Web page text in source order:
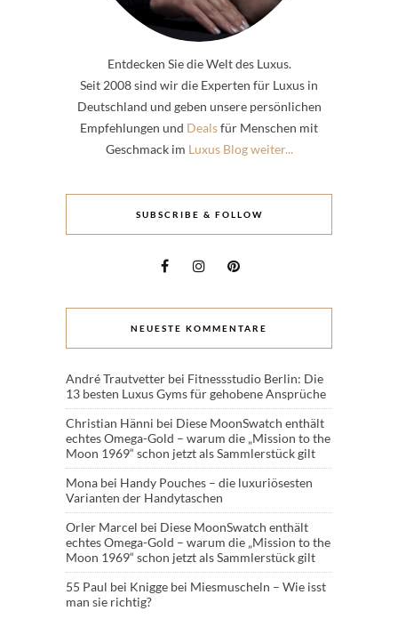
Entdecken Sie die Welt des Luxus.
Seit 2008 sind wir die Experten für Luxus in
Deutschland und geben unsere persönlichen
Empfehlungen und Dealsfür Menschen mit
Geschmack im Luxus Blog weiter...
SUBSCRIBE & FOLLOW
NEUESTE KOMMENTARE
André Trautvetter bei Fitnessstudio Berlin: Die
13 besten Luxus Gyms für gehobene Ansprüche
Christian Hänni bei Diese MoonSwatch enthält
echtes Omega-Gold – warum die „Mission to the
Moon 1969“ schon jetzt als Sammlerstück gilt
Mona bei Handy Pouches – die luxuriösesten
Varianten der Handytaschen
Orler Marcel bei Diese MoonSwatch enthält
echtes Omega-Gold – warum die „Mission to the
Moon 1969“ schon jetzt als Sammlerstück gilt
55 Paul bei Knigge bei Miesmuscheln – Wie isst
man sie richtig?